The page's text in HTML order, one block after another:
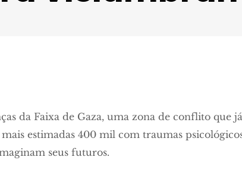
da Faixa de Gaza, uma zona de conflito que
estimadas 400 mil com traumas
seus futuros.